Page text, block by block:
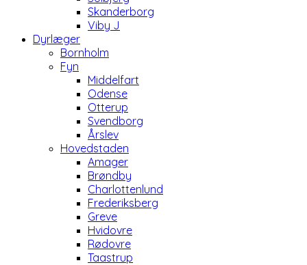
Skanderborg
Viby J
Dyrlæger
Bornholm
Fyn
Middelfart
Odense
Otterup
Svendborg
Årslev
Hovedstaden
Amager
Brøndby
Charlottenlund
Frederiksberg
Greve
Hvidovre
Rødovre
Taastrup